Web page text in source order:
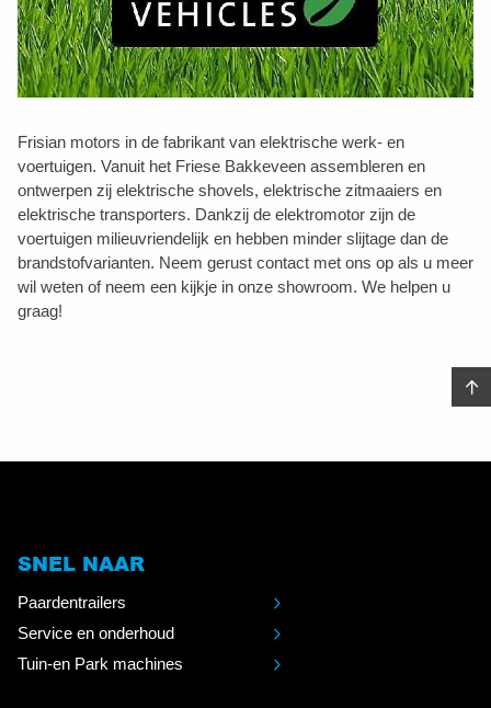
Frisian motors in de fabrikant van elektrische werk- en
voertuigen. Vanuit het Friese Bakkeveen assembleren en
ontwerpen zij elektrische shovels, elektrische zitmaaiers en
elektrische transporters. Dankzij de elektromotor zijn de
voertuigen milieuvriendelijk en hebben minder slijtage dan de
brandstofvarianten. Neem gerust contact met ons op als u meer
wil weten of neem een kijkje in onze showroom. We helpen u
graag!
SNEL NAAR
Paardentrailers
Service en onderhoud
Tuin-en Park machines